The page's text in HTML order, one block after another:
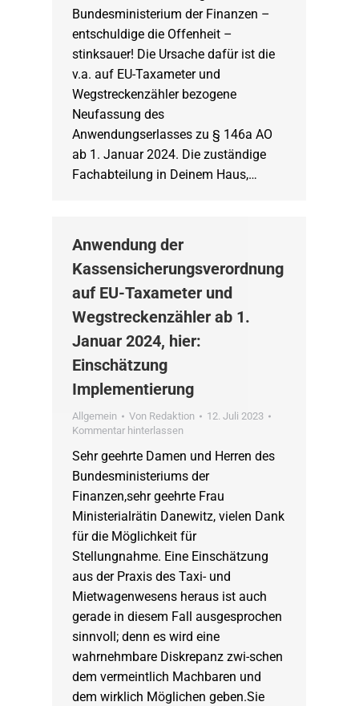
Bundesministerium der Finanzen –
entschuldige die Offenheit –
stinksauer! Die Ursache dafür ist die
v.a. auf EU-Taxameter und
Wegstreckenzähler bezogene
Neufassung des
Anwendungserlasses zu § 146a AO
ab 1. Januar 2024. Die zuständige
Fachabteilung in Deinem Haus,…
Anwendung der
Kassensicherungsverordnung
auf EU-Taxameter und
Wegstreckenzähler ab 1.
Januar 2024, hier:
Einschätzung
Implementierung
Allgemein Von Redaktion
12. Juli 2023
Kommentar hinterlassen
Sehr geehrte Damen und Herren des
Bundesministeriums der
Finanzen,sehr geehrte Frau
Ministerialrätin Danewitz, vielen Dank
für die Möglichkeit für
Stellungnahme. Eine Einschätzung
aus der Praxis des Taxi- und
Mietwagenwesens heraus ist auch
gerade in diesem Fall ausgesprochen
sinnvoll; denn es wird eine
wahrnehmbare Diskrepanz zwi-schen
dem vermeintlich Machbaren und
dem wirklich Möglichen geben.Sie